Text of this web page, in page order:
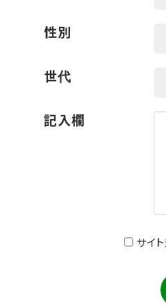
性別
世代
記入欄
サイ